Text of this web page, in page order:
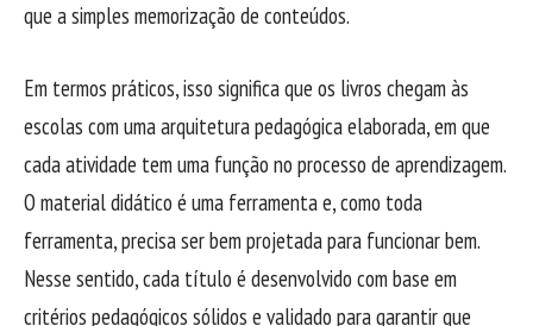
que a simples memorização de conteúdos.
Em termos práticos, isso significa que os livros chegam às
escolas com uma arquitetura pedagógica elaborada, em que
cada atividade tem uma função no processo de aprendizagem.
O material didático é uma ferramenta e, como toda
ferramenta, precisa ser bem projetada para funcionar bem.
Nesse sentido, cada título é desenvolvido com base em
critérios pedagógicos sólidos e validado para garantir que